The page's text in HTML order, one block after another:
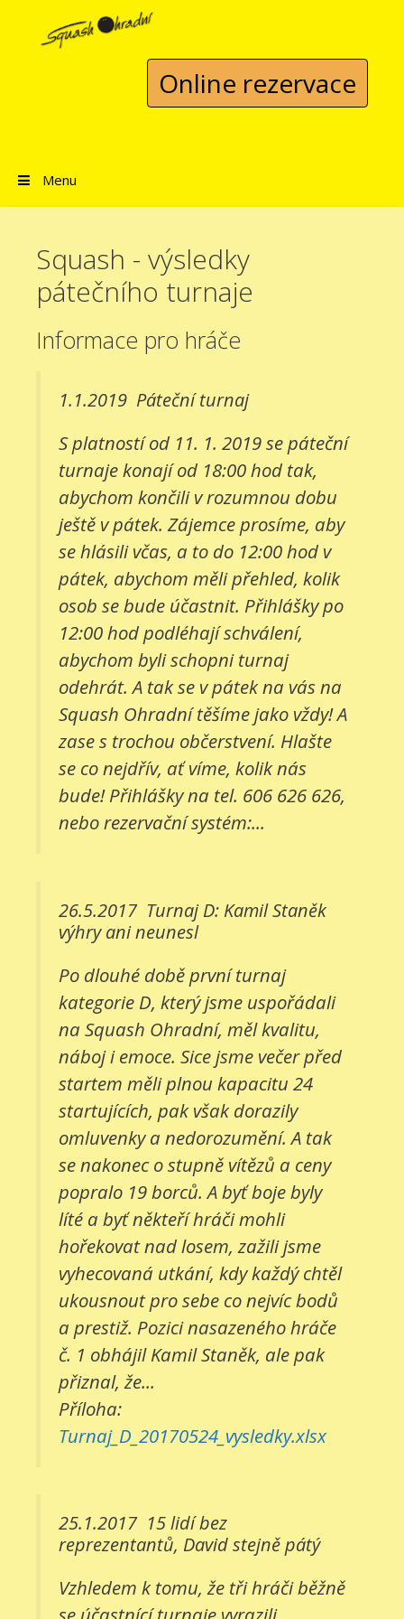
Přeskočit na obsah
Online rezervace
Menu
Squash - výsledky
pátečního turnaje
Informace pro hráče
1.1.2019 Páteční turnaj
S platností od 11. 1. 2019 se páteční
turnaje konají od 18:00 hod tak,
abychom končili v rozumnou dobu
ještě v pátek. Zájemce prosíme, aby
se hlásili včas, a to do 12:00 hod v
pátek, abychom měli přehled, kolik
osob se bude účastnit. Přihlášky po
12:00 hod podléhají schválení,
abychom byli schopni turnaj
odehrát. A tak se v pátek na vás na
Squash Ohradní těšíme jako vždy! A
zase s trochou občerstvení. Hlašte
se co nejdřív, ať víme, kolik nás
bude! Přihlášky na tel. 606 626 626,
nebo rezervační systém:...
26.5.2017 Turnaj D: Kamil Staněk
výhry ani neunesl
Po dlouhé době první turnaj
kategorie D, který jsme uspořádali
na Squash Ohradní, měl kvalitu,
náboj i emoce. Sice jsme večer před
startem měli plnou kapacitu 24
startujících, pak však dorazily
omluvenky a nedorozumění. A tak
se nakonec o stupně vítězů a ceny
popralo 19 borců. A byť boje byly
líté a byť někteří hráči mohli
hořekovat nad losem, zažili jsme
vyhecovaná utkání, kdy každý chtěl
ukousnout pro sebe co nejvíc bodů
a prestiž. Pozici nasazeného hráče
č. 1 obhájil Kamil Staněk, ale pak
přiznal, že...
Příloha:
Turnaj_D_20170524_vysledky.xlsx
25.1.2017 15 lidí bez
reprezentantů, David stejně pátý
Vzhledem k tomu, že tři hráči běžně